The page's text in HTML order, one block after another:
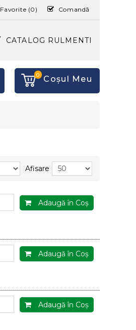
Favorite (0) Comandă
CATALOG RULMENTI
0 Coşul Meu
Afisare
Adaugă în Coş
Adaugă în Coş
Adaugă în Coş